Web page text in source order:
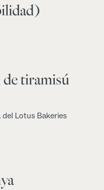
tiramisú
Lotus Bakeries